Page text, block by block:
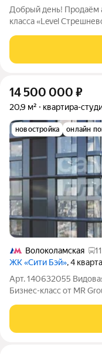
Добрый день! Продаём
класса «Level
ОДИН
ПРИСУТСТВОВАТЬ на
14 500 000 ₽
20,9 м² квартира-
новостройка онлайн
Волоколамская
ЖК «Сити Бэй», 4
Арт. 140632055
Бизнес-класс от MR Group ДОМ: на берегу
территории комплекса 5 кварталов